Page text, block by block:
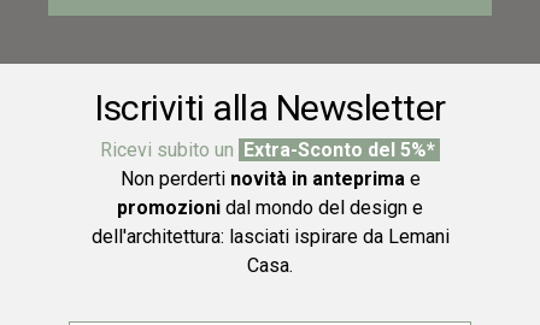
Iscriviti alla Newsletter
Ricevi subito un Extra-Sconto del 5%*
Non perderti novità in anteprimae
promozioni dal mondo del design e
dell'architettura: lasciati ispirare da Lemani
Casa.